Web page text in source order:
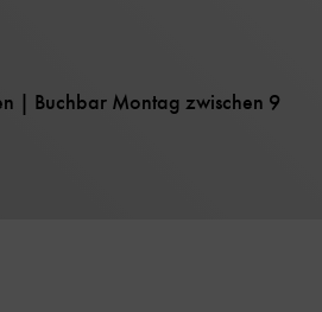
| Buchbar Montag zwischen 9